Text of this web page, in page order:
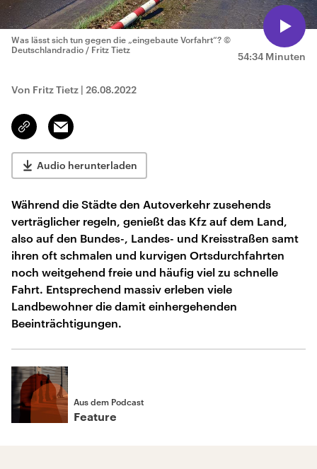
54:34 Minuten
Was lässt sich tun gegen die „eingebaute Vorfahrt“? ©
Deutschlandradio / Fritz Tietz
Von Fritz Tietz | 26.08.2022
Link
kopieren/teilen
Email
Audio herunterladen
Während die Städte den Autoverkehr zusehends
verträglicher regeln, genießt das Kfz auf dem Land,
also auf den Bundes-, Landes- und Kreisstraßen samt
ihren oft schmalen und kurvigen Ortsdurchfahrten
noch weitgehend freie und häufig viel zu schnelle
Fahrt. Entsprechend massiv erleben viele
Landbewohner die damit einhergehenden
Beeinträchtigungen.
Aus dem Podcast
Feature